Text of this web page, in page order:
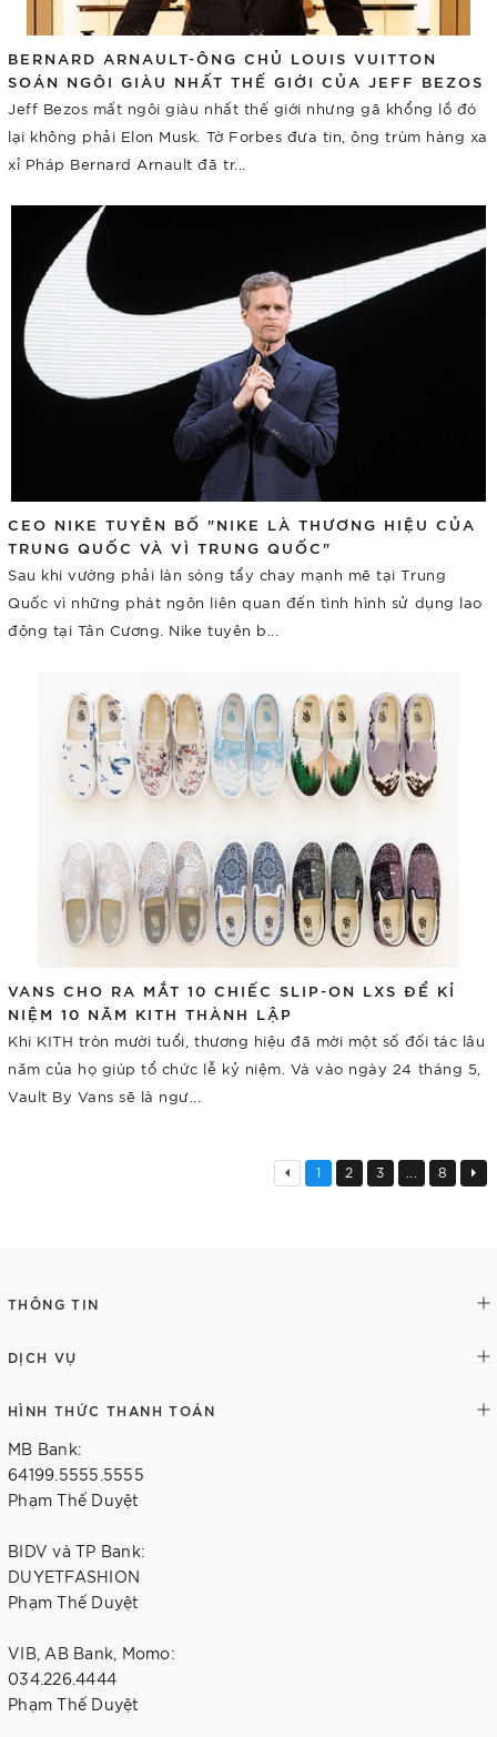
BERNARD ARNAULT-ÔNG CHỦ LOUIS VUITTON
SOÁN NGÔI GIÀU NHẤT THẾ GIỚI CỦA JEFF BEZOS
Jeff Bezos mất ngôi giàu nhất thế giới nhưng gã khổng lồ đó
lại không phải Elon Musk. Tờ Forbes đưa tin, ông trùm hàng xa
xỉ Pháp Bernard Arnault đã tr...
CEO NIKE TUYÊN BỐ "NIKE LÀ THƯƠNG HIỆU CỦA
TRUNG QUỐC VÀ VÌ TRUNG QUỐC"
Sau khi vướng phải làn sóng tẩy chay mạnh mẽ tại Trung
Quốc vì những phát ngôn liên quan đến tình hình sử dụng lao
động tại Tân Cương. Nike tuyên b...
VANS CHO RA MẮT 10 CHIẾC SLIP-ON LXS ĐỂ KỈ
NIỆM 10 NĂM KITH THÀNH LẬP
Khi KITH tròn mười tuổi, thương hiệu đã mời một số đối tác lâu
năm của họ giúp tổ chức lễ kỷ niệm. Và vào ngày 24 tháng 5,
Vault By Vans sẽ là ngư...
1 2 3 8
THÔNG TIN
DỊCH VỤ
HÌNH THỨC THANH TOÁN
MB Bank:
64199.5555.5555
Phạm Thế Duyệt
BIDV và TP Bank:
DUYETFASHION
Phạm Thế Duyệt
VIB, AB Bank, Momo:
034.226.4444
Phạm Thế Duyệt